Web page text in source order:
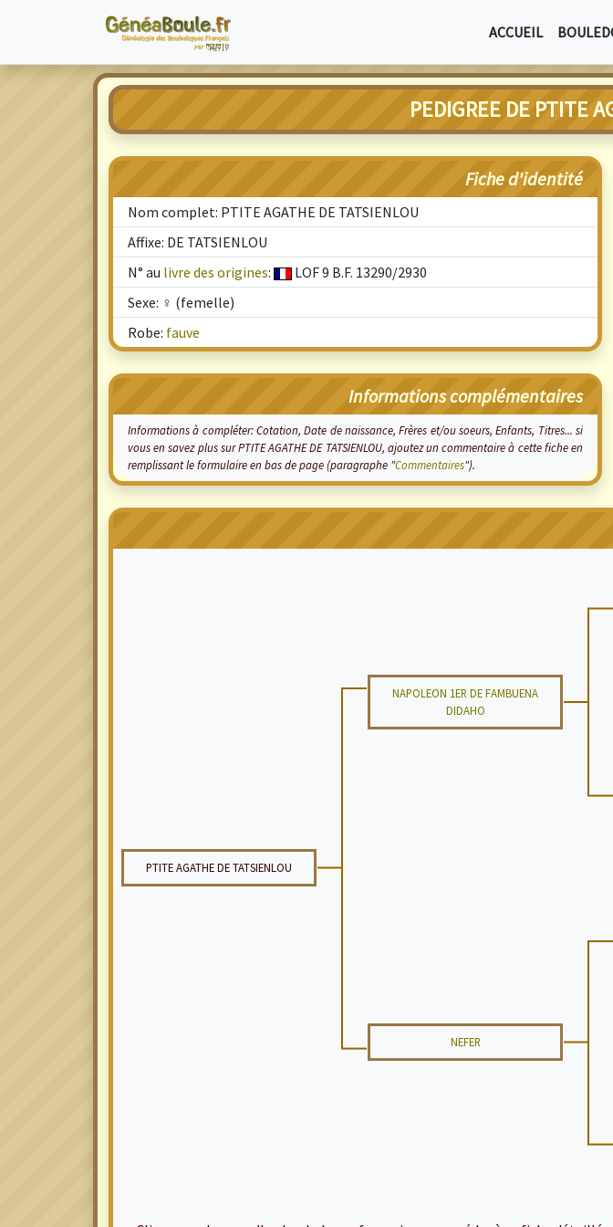
ACCUEIL
PEDIGREE DE PTITE
Fiche d'identité
Nom complet: PTITE AGATHE DE TATSIENLOU
Affixe: DE TATSIENLOU
N° au livre des origines:
LOF 9 B.F. 13290/2930
Sexe: ♀ (femelle)
Robe: fauve
Informations complémentaires
Informations à compléter: Cotation, Date de naissance, Frères et/ou soeurs, Enfants, Titres... si
vous en savez plus sur PTITE AGATHE DE TATSIENLOU, ajoutez un commentaire à cette fiche en
remplissant le formulaire en bas de page (paragraphe "Commentaires").
NAPOLEON 1ER DE FAMBUENA
DIDAHO
PTITE AGATHE DE TATSIENLOU
NEFER